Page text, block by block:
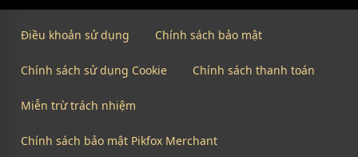
Điều khoản sử dụng Chính sách bảo mật
Chính sách sử dụng Cookie Chính sách thanh toán
Miễn trừ trách nhiệm
Chính sách bảo mật Pikfox Merchant